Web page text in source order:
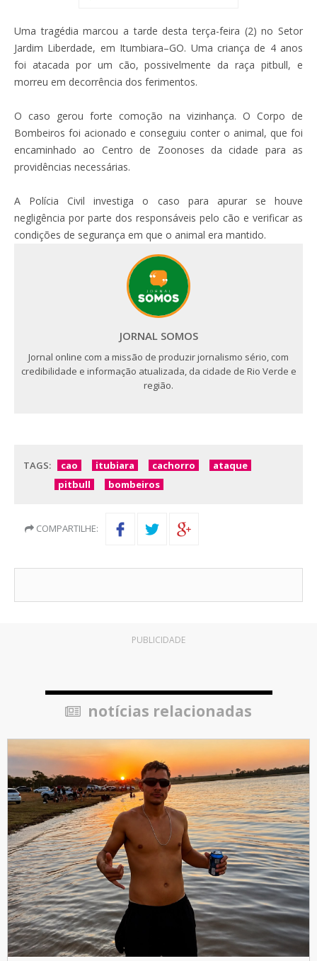
Uma tragédia marcou a tarde desta terça-feira (2) no Setor
Jardim Liberdade, em Itumbiara–GO. Uma criança de 4 anos
foi atacada por um cão, possivelmente da raça pitbull, e
morreu em decorrência dos ferimentos.
O caso gerou forte comoção na vizinhança. O Corpo de
Bombeiros foi acionado e conseguiu conter o animal, que foi
encaminhado ao Centro de Zoonoses da cidade para as
providências necessárias.
A Polícia Civil investiga o caso para apurar se houve
negligência por parte dos responsáveis pelo cão e verificar as
condições de segurança em que o animal era mantido.
JORNAL SOMOS
Jornal online com a missão de produzir jornalismo sério, com
credibilidade e informação atualizada, da cidade de Rio Verde e
região.
TAGS: cao itubiara cachorro
ataque
pitbull
bombeiros
COMPARTILHE:
PUBLICIDADE
notícias relacionadas